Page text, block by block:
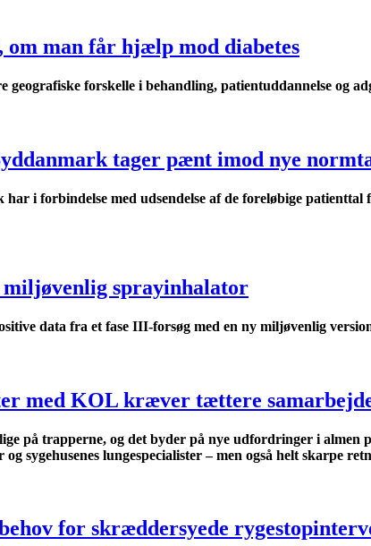
om man får hjælp mod diabetes
geografiske forskelle i behandling, patientuddannelse og
tager pænt imod nye
i forbindelse med udsendelse af de foreløbige
sprayinhalator
data fra et fase III-forsøg med en ny miljøvenlig
med KOL kræver tættere
på trapperne, og det byder på nye udfordringer i
sygehusenes lunge­specialister – men også helt skarpe
for skræddersyede